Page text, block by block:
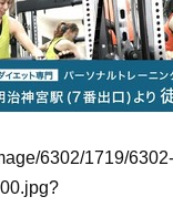
6302/1719/